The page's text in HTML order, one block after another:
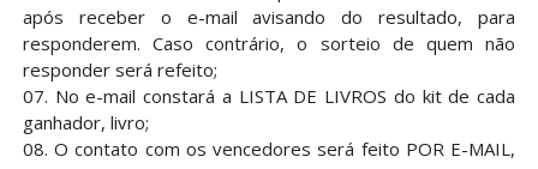
após receber o e-mail avisando do resultado, para
responderem. Caso contrário, o sorteio de quem não
responder será refeito;
07. No e-mail constará a LISTA DE LIVROS do kit de cada
ganhador, livro;
08. O contato com os vencedores será feito POR E-MAIL,